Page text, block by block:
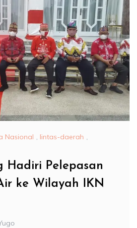
Nasional , lintas-daerah ,
Hadiri Pelepasan
ke Wilayah IKN